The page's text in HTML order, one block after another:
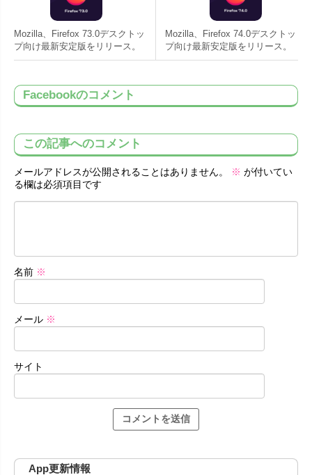
Mozilla、Firefox 73.0デスクトッ
プ向け最新安定版をリリース。
Mozilla、Firefox 74.0デスクトッ
プ向け最新安定版をリリース。
Facebookのコメント
この記事へのコメント
メールアドレスが公開されることはありません。 ※ が付いてい
る欄は必須項目です
名前 ※
メール ※
サイト
App更新情報